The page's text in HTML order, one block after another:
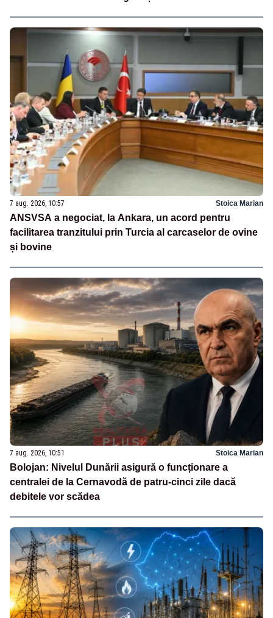
7 aug. 2026, 10:57 Stoica Marian
ANSVSA a negociat, la Ankara, un acord pentru
facilitarea tranzitului prin Turcia al carcaselor de ovine
și bovine
7 aug. 2026, 10:51 Stoica Marian
Bolojan: Nivelul Dunării asigură o funcționare a
centralei de la Cernavodă de patru-cinci zile dacă
debitele vor scădea